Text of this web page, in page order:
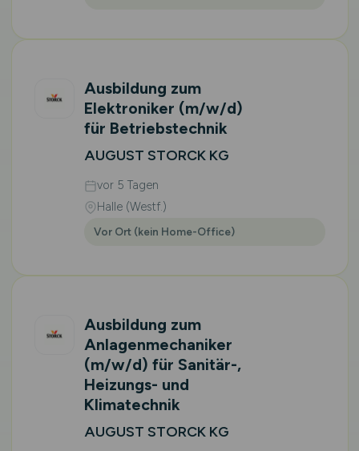
Ausbildung zum
Elektroniker (m/w/d)
für Betriebstechnik
AUGUST STORCK KG
vor 5 Tagen
Halle (Westf.)
Vor Ort (kein Home-Office)
Ausbildung zum
Anlagenmechaniker
(m/w/d) für Sanitär-,
Heizungs- und
Klimatechnik
AUGUST STORCK KG